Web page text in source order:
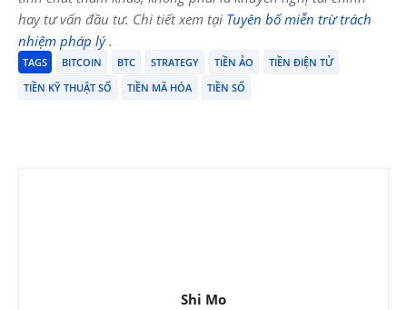
hay tư vấn đầu tư. Chi tiết xem tại Tuyên bố miễn trừ trách
nhiệm pháp lý.
TAGS BITCOIN BTC STRATEGY TIỀN ẢO
TIỀN ĐIỆN TỬ
TIỀN KỸ THUẬT SỐ
TIỀN MÃ HÓA TIỀN SỐ
Shi Mo